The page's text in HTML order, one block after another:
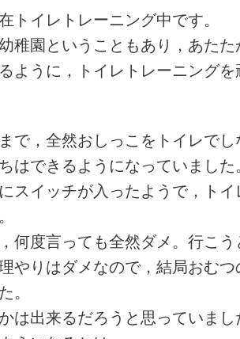
トイレトレーニング中です。
稚園ということもあり，あた
ように，トイレトレーニング
で，全然おしっこをトイレで
はできるようになっていまし
スイッチが入ったようで，ト
何度言っても全然ダメ。行こ
やりはダメなので，結局おむ
。
は出来るだろうと思っていま